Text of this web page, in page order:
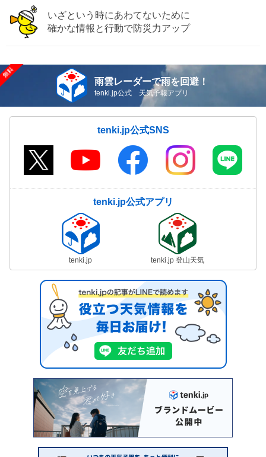
いざという時にあわてないために
確かな情報と行動で防災力アップ
雨雲レーダーで雨を回避！
tenki.jp公式 天気予報アプリ
tenki.jp公式SNS
tenki.jp公式アプリ
tenki.jp tenki.jp 登山天気